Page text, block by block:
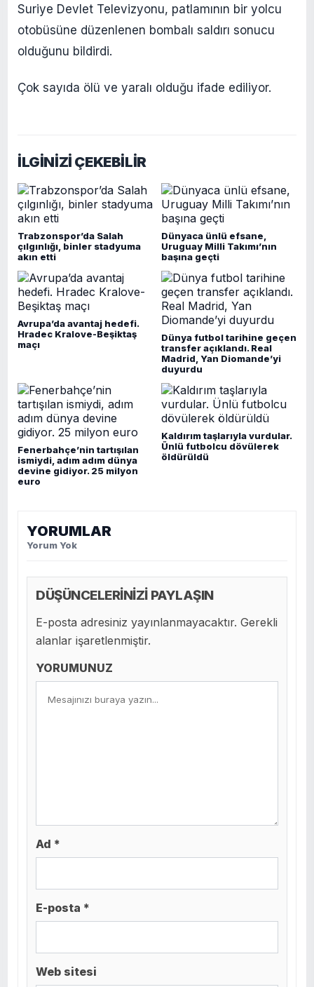
Suriye Devlet Televizyonu, patlamının bir yolcu
otobüsüne düzenlenen bombalı saldırı sonucu
olduğunu bildirdi.
Çok sayıda ölü ve yaralı olduğu ifade ediliyor.
İLGİNİZİ ÇEKEBİLİR
Trabzonspor’da Salah
çılgınlığı, binler stadyuma
akın etti
Dünyaca ünlü efsane,
Uruguay Milli Takımı’nın
başına geçti
Avrupa’da avantaj hedefi.
Hradec Kralove-Beşiktaş
maçı
Dünya futbol tarihine geçen
transfer açıklandı. Real
Madrid, Yan Diomande’yi
duyurdu
Fenerbahçe’nin tartışılan
ismiydi, adım adım dünya
devine gidiyor. 25 milyon
euro
Kaldırım taşlarıyla vurdular.
Ünlü futbolcu dövülerek
öldürüldü
YORUMLAR
Yorum Yok
DÜŞÜNCELERİNİZİ PAYLAŞIN
E-posta adresiniz yayınlanmayacaktır. Gerekli
alanlar işaretlenmiştir.
YORUMUNUZ
Ad *
E-posta *
Web sitesi